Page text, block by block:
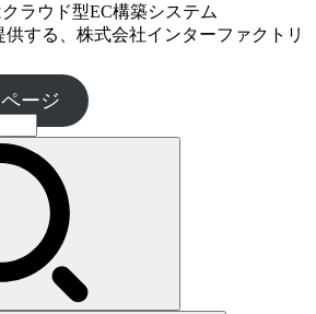
ラウド型EC構築システム
供する、株式会社インターファクトリ
ージ